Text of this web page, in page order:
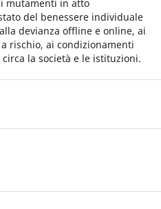
mutamenti in atto
del benessere individuale
devianza offline e online, ai
rischio, ai condizionamenti
la società e le istituzioni.